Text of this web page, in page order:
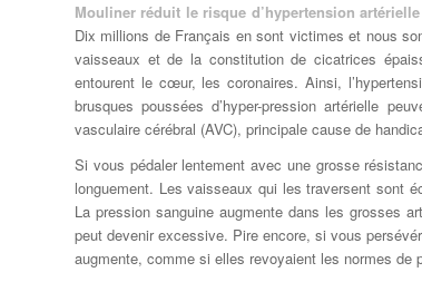
Mouliner réduit le risque d’hypertension
Dix millions de Français en sont victimes et nous
vaisseaux et de la constitution de cicatrices
entourent le cœur, les coronaires. Ainsi,
brusques poussées d’hyper-pression artérielle
vasculaire cérébral (AVC), principale cause de
Si vous pédaler lentement avec une grosse
longuement. Les vaisseaux qui les traversent sont
La pression sanguine augmente dans les grosses
peut devenir excessive. Pire encore, si vous
augmente, comme si elles revoyaient les normes de